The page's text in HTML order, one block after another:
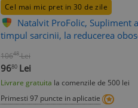
Cel mai mic pret in 30 de zile
Natalvit ProFolic, Supliment
timpul sarcinii, la reducerea
10648 Lei
9680 Lei
Livrare gratuita la comenzile de 500 lei
Primesti 97 puncte in aplicatie